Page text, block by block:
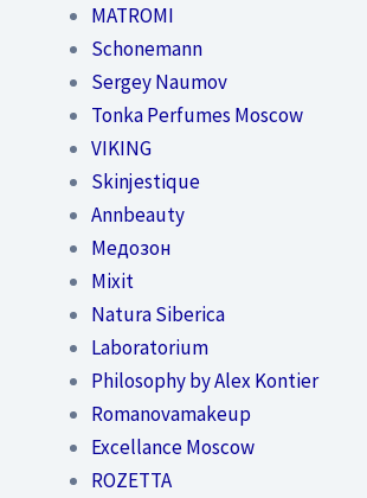
MATROMI
Schonemann
Sergey Naumov
Tonka Perfumes Moscow
VIKING
Skinjestique
Annbeauty
Медозон
Mixit
Natura Siberica
Laboratorium
Philosophy by Alex Kontier
Romanovamakeup
Excellance Moscow
ROZETTA